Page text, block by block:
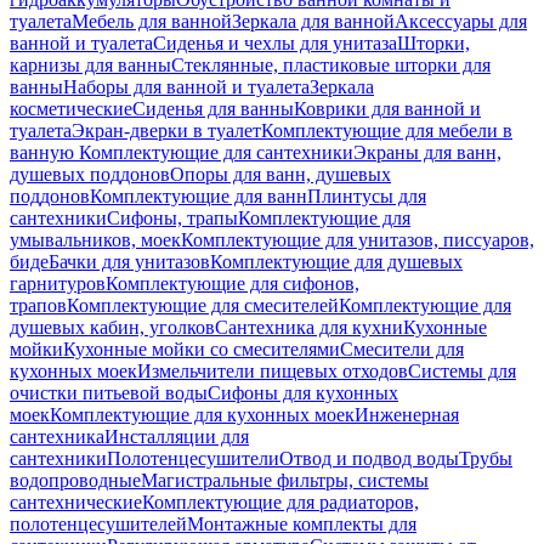
туалетаМебель для ваннойЗеркала для ваннойАксессуары для
ванной и туалетаСиденья и чехлы для унитазаШторки,
карнизы для ванныСтеклянные, пластиковые шторки для
ванныНаборы для ванной и туалетаЗеркала
косметическиеСиденья для ванныКоврики для ванной и
туалетаЭкран-дверки в туалетКомплектующие для мебели в
ванную Комплектующие для сантехникиЭкраны для ванн,
душевых поддоновОпоры для ванн, душевых
поддоновКомплектующие для ваннПлинтусы для
сантехникиСифоны, трапыКомплектующие для
умывальников, моекКомплектующие для унитазов, писсуаров,
бидеБачки для унитазовКомплектующие для душевых
гарнитуровКомплектующие для сифонов,
траповКомплектующие для смесителейКомплектующие для
душевых кабин, уголковСантехника для кухниКухонные
мойкиКухонные мойки со смесителямиСмесители для
кухонных моекИзмельчители пищевых отходовСистемы для
очистки питьевой водыСифоны для кухонных
моекКомплектующие для кухонных моекИнженерная
сантехникаИнсталляции для
сантехникиПолотенцесушителиОтвод и подвод водыТрубы
водопроводныеМагистральные фильтры, системы
сантехническиеКомплектующие для радиаторов,
полотенцесушителейМонтажные комплекты для